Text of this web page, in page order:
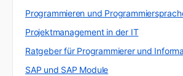
Programmieren und
Projektmanagement in der IT
Ratgeber für Programmierer und
SAP und SAP Module